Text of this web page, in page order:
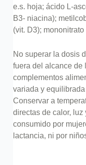
e.s. hoja; ácido L-
B3- niacina);
(vit. D3);
No superar la dosis
fuera del alcance de
complementos
variada y
Conservar a
directas de calor,
consumido por
lactancia, ni por